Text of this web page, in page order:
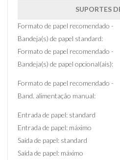
SUPORTES
Formato de papel recomendado -
Bandeja(s) de papel standard:
Formato de papel recomendado -
Bandeja(s) de papel opcional(ais):
Formato de papel recomendado -
Band. alimentação manual:
Entrada de papel: standard
Entrada de papel: máximo
Saída de papel: standard
Saída de papel: máximo